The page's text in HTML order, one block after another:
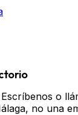
o
no una